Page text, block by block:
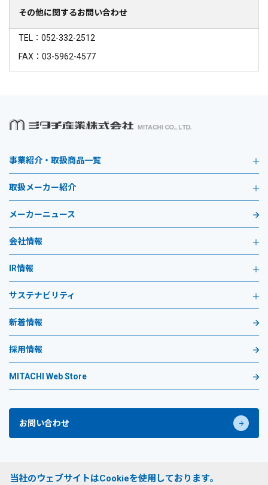
その他に関するお問い合わせ
TEL：052-332-2512
FAX：03-5962-4577
事業紹介・取扱商品一覧
取扱メーカー紹介
メーカーニュース
会社情報
IR情報
サステナビリティ
新着情報
採用情報
MITACHI Web Store
お問い合わせ
当社のウェブサイトはCookieを使用しております。